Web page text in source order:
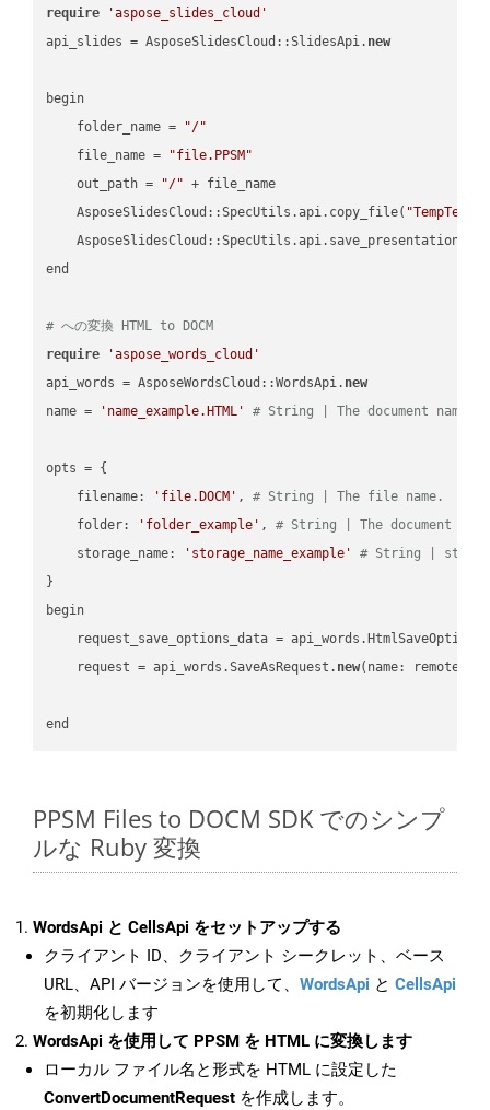
require
'aspose_slides_cloud'
api_slides = AsposeSlidesCloud::SlidesApi. new
begin
    folder_name =
"/"
    file_name =
"file.PPSM"
    out_path =
"/" + file_name
    AsposeSlidesCloud::SpecUtils.api.copy_file(
end
# への変換 HTML to DOCM
require
'aspose_words_cloud'
api_words = AsposeWordsCloud::WordsApi. new
name =
'name_example.HTML' # String | The document name.
opts = {
    filename:
'file.DOCM' , # String | The file name.
    folder:
'folder_example' , # String | The document
    storage_name:
'storage_name_example'
# String |
}
begin
request_save_options_data =
    request = api_words.SaveAsRequest.
new(name:
PPSM Files to DOCM SDK でのシンプ
ルな Ruby 変換
WordsApi と CellsApi をセットアップする
クライアント ID、クライアント シークレット、ベース
URL、API バージョンを使用して、 WordsApi と CellsApi
を初期化します
WordsApi を使用して PPSM を HTML に変換します
ローカル ファイル名と形式を HTML に設定した
ConvertDocumentRequest を作成します。